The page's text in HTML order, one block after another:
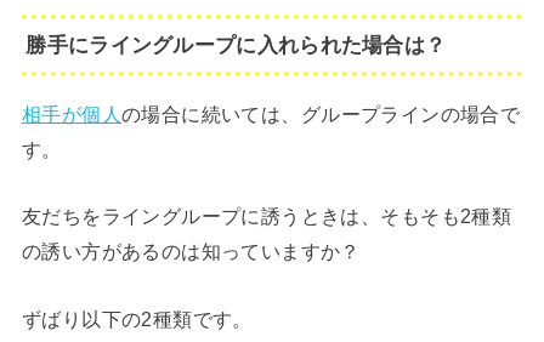
勝手にライングループに入れられた場合は？
相手が個人 の場合に続いては、グループラインの場合で
す。
友だちをライングループに誘うときは、そもそも2種類
の誘い方があるのは知っていますか？
ずばり以下の2種類です。